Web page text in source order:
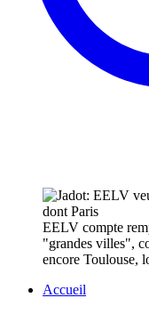
EELV compte
"grandes villes",
encore Toulouse,
Accueil